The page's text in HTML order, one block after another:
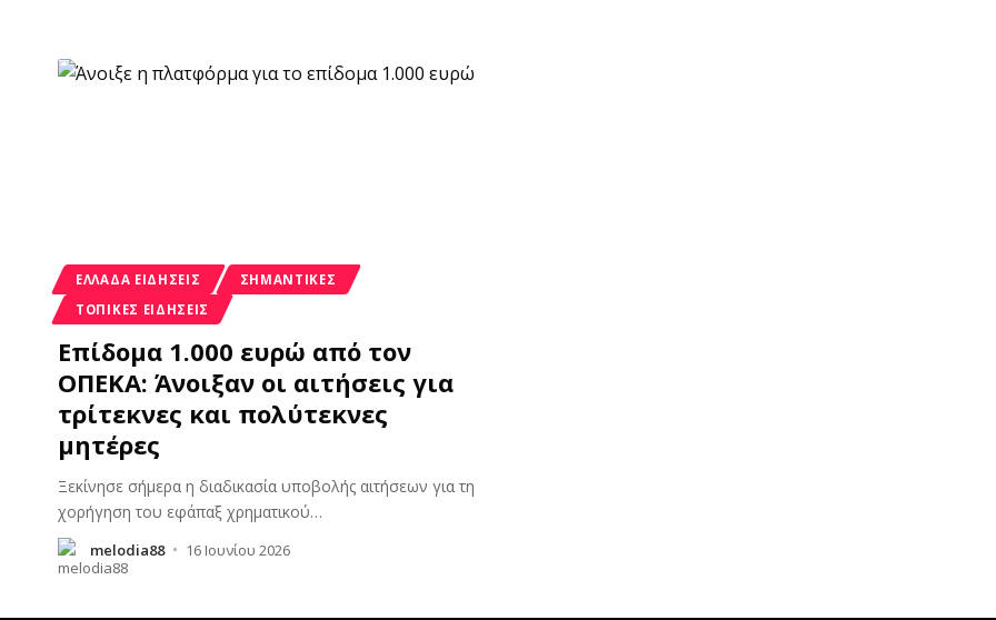
ΕΛΛΆΔΑ ΕΙΔΉΣΕΙΣ
ΣΗΜΑΝΤΙΚΈΣ
ΤΟΠΙΚΈΣ ΕΙΔΉΣΕΙΣ
Επίδομα 1.000 ευρώ από τον
ΟΠΕΚΑ: Άνοιξαν οι αιτήσεις για
τρίτεκνες και πολύτεκνες
μητέρες
Ξεκίνησε σήμερα η διαδικασία υποβολής αιτήσεων για τη
χορήγηση του εφάπαξ χρηματικού…
melodia88 16 Ιουνίου 2026